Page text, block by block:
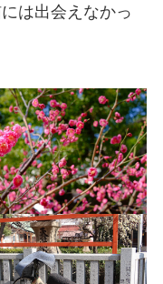
は出会えなかっ